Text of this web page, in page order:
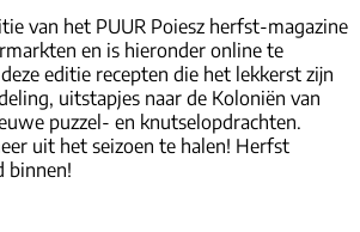
van het PUUR Poiesz herfst-magazine
en is hieronder online te
editie recepten die het lekkerst zijn
uitstapjes naar de Koloniën van
puzzel- en knutselopdrachten.
uit het seizoen te halen! Herfst
binnen!